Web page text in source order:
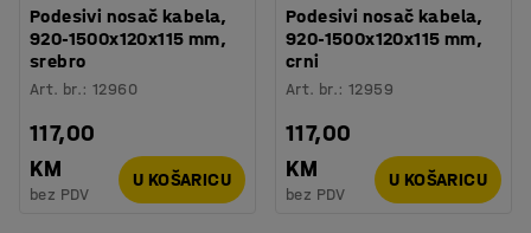
Podesivi nosač kabela,
920-1500x120x115 mm,
srebro
Art. br.:12960
117,00
KM
bez PDV
U KOŠARICU
Podesivi nosač kabela,
920-1500x120x115 mm,
crni
Art. br.:12959
117,00
KM
bez PDV
U KOŠARICU